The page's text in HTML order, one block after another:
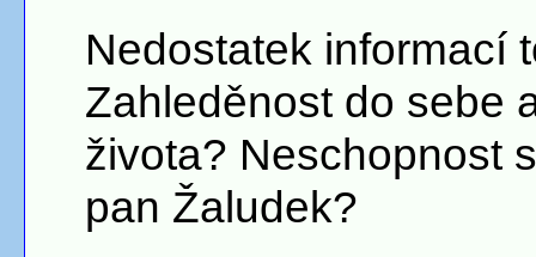
Nedostatek informací
Zahleděnost do sebe
života? Neschopnost
pan Žaludek?